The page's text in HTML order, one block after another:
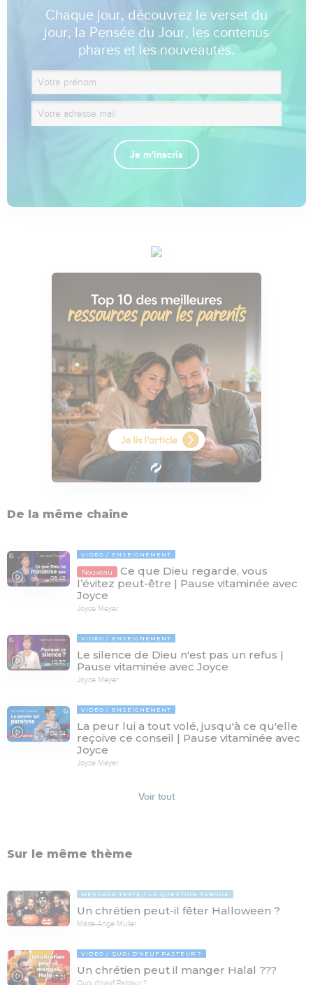
Chaque jour, découvrez le verset du
jour, la Pensée du Jour, les contenus
phares et les nouveautés.
Je m'inscris
De la même chaîne
06:48
VIDÉO ENSEIGNEMENT
Nouveau
Ce que Dieu regarde, vous
l’évitez peut-être | Pause vitaminée avec
Joyce
Joyce Meyer
10:37
VIDÉO ENSEIGNEMENT
Le silence de Dieu n'est pas un refus |
Pause vitaminée avec Joyce
Joyce Meyer
04:04
VIDÉO ENSEIGNEMENT
La peur lui a tout volé, jusqu'à ce qu'elle
reçoive ce conseil | Pause vitaminée avec
Joyce
Joyce Meyer
Voir tout
Sur le même thème
MESSAGE TEXTE LA QUESTION TABOUE
Un chrétien peut-il fêter Halloween ?
Marie-Ange Muller
17:21
VIDÉO QUOI D'NEUF PASTEUR ?
Un chrétien peut il manger Halal ???
Quoi d'neuf Pasteur ?